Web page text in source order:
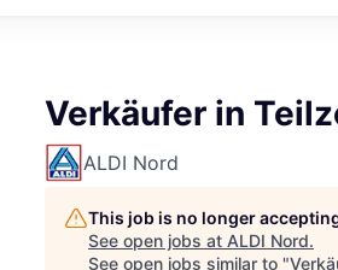
Verkäufer in
ALDI Nord
This job is no longer
See open jobs at ALDI Nord.
See open jobs similar to "